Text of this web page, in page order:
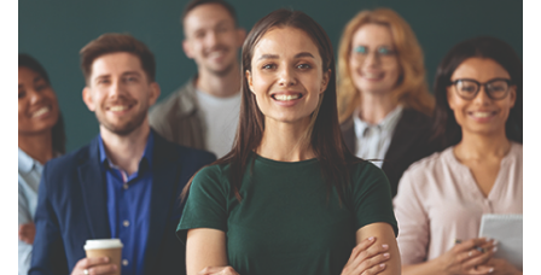
Aggiornamento lavoratori VDT (AWL-E-004-
Formazione Specifica VDT
Formazione Specifica Scienziati (AWL-E-
Formazione Generale e-learning (AWL-E-